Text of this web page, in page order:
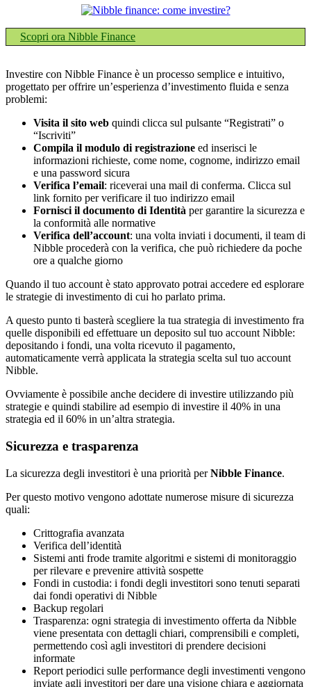
Scopri ora Nibble Finance
Investire con Nibble Finance è un processo semplice e intuitivo,
progettato per offrire un’esperienza d’investimento fluida e senza
problemi:
Visita il sito web quindi clicca sul pulsante “Registrati” o
“Iscriviti”
Compila il modulo di registrazione ed inserisci le
informazioni richieste, come nome, cognome, indirizzo email
e una password sicura
Verifica l’email: riceverai una mail di conferma. Clicca sul
link fornito per verificare il tuo indirizzo email
Fornisci il documento di Identità per garantire la sicurezza e
la conformità alle normative
Verifica dell’account: una volta inviati i documenti, il team di
Nibble procederà con la verifica, che può richiedere da poche
ore a qualche giorno
Quando il tuo account è stato approvato potrai accedere ed esplorare
le strategie di investimento di cui ho parlato prima.
A questo punto ti basterà scegliere la tua strategia di investimento fra
quelle disponibili ed effettuare un deposito sul tuo account Nibble:
depositando i fondi, una volta ricevuto il pagamento,
automaticamente verrà applicata la strategia scelta sul tuo account
Nibble.
Ovviamente è possibile anche decidere di investire utilizzando più
strategie e quindi stabilire ad esempio di investire il 40% in una
strategia ed il 60% in un’altra strategia.
Sicurezza e trasparenza
La sicurezza degli investitori è una priorità perNibble Finance.
Per questo motivo vengono adottate numerose misure di sicurezza
quali:
Crittografia avanzata
Verifica dell’identità
Sistemi anti frode tramite algoritmi e sistemi di monitoraggio
per rilevare e prevenire attività sospette
Fondi in custodia: i fondi degli investitori sono tenuti separati
dai fondi operativi di Nibble
Backup regolari
Trasparenza: ogni strategia di investimento offerta da Nibble
viene presentata con dettagli chiari, comprensibili e completi,
permettendo così agli investitori di prendere decisioni
informate
Report periodici sulle performance degli investimenti vengono
inviate agli investitori per dare una visione chiara e aggiornata